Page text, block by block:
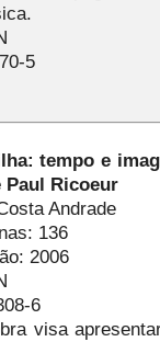
5
tempo e
Paul Ricoeur
Andrade
136
2006
6
visa